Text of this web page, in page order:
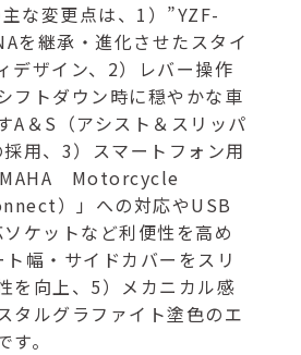
な変更点は、1）”YZF-
を継承・進化させたスタイ
デザイン、2）レバー操作
フトダウン時に穏やかな車
A＆S（アシスト＆スリッパ
用、3）スマートフォン用
Motorcycle
）」への対応やUSB
ケットなど利便性を高め
幅・サイドカバーをスリ
を向上、5）メカニカル感
タルグラファイト塗色のエ
。